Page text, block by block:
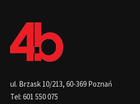
ul. Brzask 10/213, 60-369 Poznań
Tel: 601 550 075